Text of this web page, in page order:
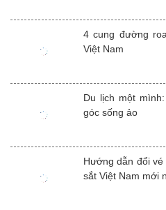
4 cung đường
Việt Nam
Du lịch một
góc sống ảo
Hướng dẫn đổi
sắt Việt Nam mới